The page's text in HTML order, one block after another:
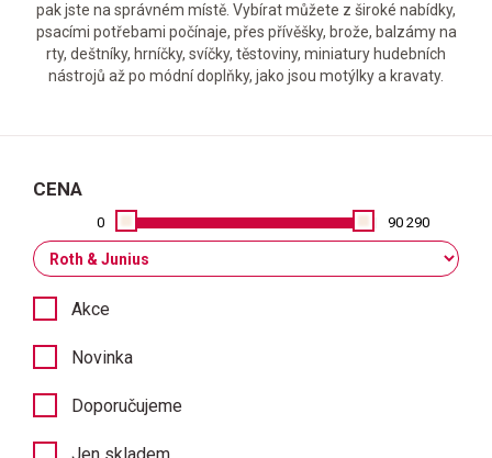
pak jste na správném místě. Vybírat můžete z široké nabídky,
psacími potřebami počínaje, přes přívěšky, brože, balzámy na
rty, deštníky, hrníčky, svíčky, těstoviny, miniatury hudebních
nástrojů až po módní doplňky, jako jsou motýlky a kravaty.
CENA
0 90 290
Akce
Novinka
Doporučujeme